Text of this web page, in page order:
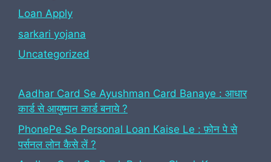
Loan Apply
sarkari yojana
Uncategorized
Aadhar Card Se Ayushman Card Banaye : आधार
कार्ड से आयुष्मान कार्ड बनाये ?
PhonePe Se Personal Loan Kaise Le : फ़ोन पे से
पर्सनल लोन कैसे लें ?